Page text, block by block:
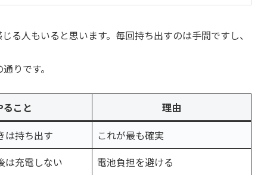
る人もいると思います。毎回持ち出すのは手間ですし、
りです。
ること
理由
は持ち出す
これが最も確実
は充電しない 電池負担を避ける